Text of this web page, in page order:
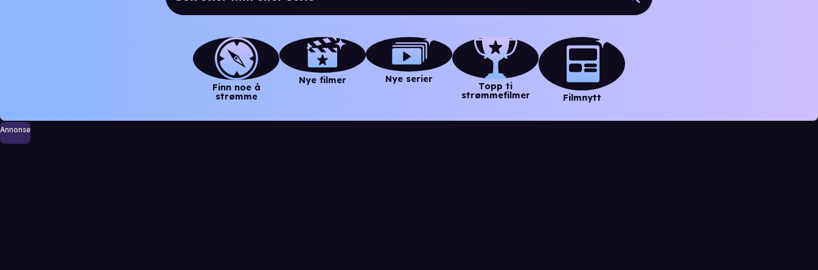
Finn noe å
strømme
Nye filmer Nye serier
Topp ti
strømmefilmer
Filmnytt
Annonse